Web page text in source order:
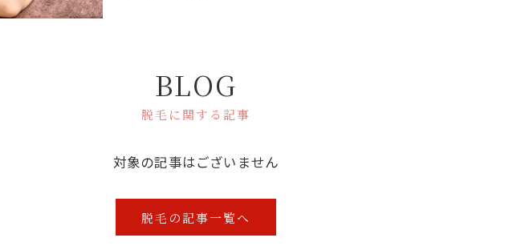
BLOG
脱毛に関する記事
対象の記事はございません
脱毛の記事一覧へ